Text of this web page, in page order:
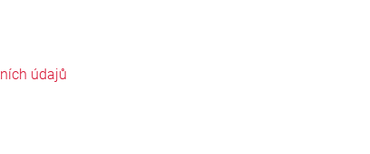
údajů